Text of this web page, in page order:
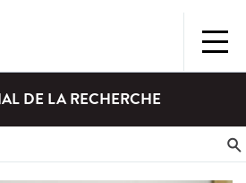
DE LA RECHERCHE